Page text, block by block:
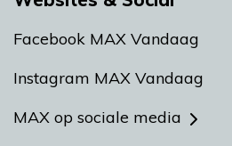
Facebook MAX Vandaag
Instagram MAX Vandaag
MAX op sociale media